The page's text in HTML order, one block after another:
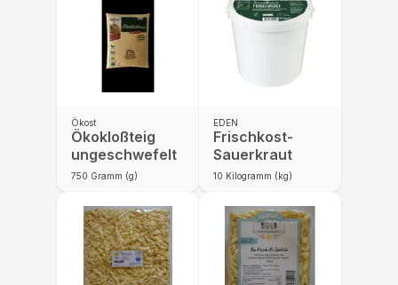
Ökost
Ökokloßteig
ungeschwefelt
750 Gramm (g)
EDEN
Frischkost-
Sauerkraut
10 Kilogramm (kg)